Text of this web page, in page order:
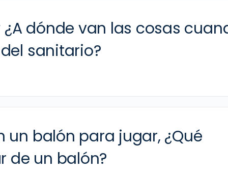
dónde van las cosas
sanitario?
un balón para jugar, ¿Qué
de un balón?